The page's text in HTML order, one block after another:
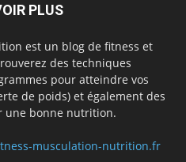
PLUS
est un blog de fitness et
des techniques
pour atteindre vos
de poids) et également des
une bonne nutrition.
musculation-nutrition.fr